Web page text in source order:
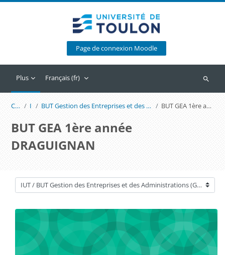
Page de connexion Moodle
Plus Français ‎(fr)‎
Cours IUT BUT Gestion des Entreprises et des Administrations (GEA) DRAGUIGNAN BUT GEA 1ère année DRAGUIGNAN
BUT GEA 1ère année
DRAGUIGNAN
Catégories de cours